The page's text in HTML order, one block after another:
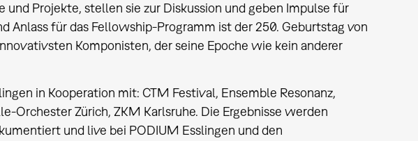
Projekte, stellen sie zur Diskussion und geben Impulse für
Anlass für das Fellowship-Programm ist der 250. Geburtstag von
Komponisten, der seine Epoche wie kein anderer
in Kooperation mit: CTM Festival, Ensemble Resonanz,
Orchester Zürich, ZKM Karlsruhe. Die Ergebnisse werden
und live bei PODIUM Esslingen und den